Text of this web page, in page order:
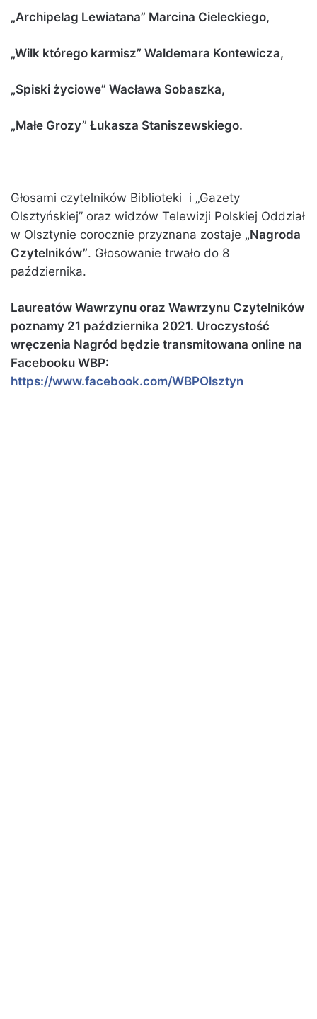
„Archipelag Lewiatana” Marcina Cieleckiego,
„Wilk którego karmisz” Waldemara Kontewicza,
„Spiski życiowe” Wacława Sobaszka,
„Małe Grozy” Łukasza Staniszewskiego.
Głosami czytelników Biblioteki i „Gazety
Olsztyńskiej” oraz widzów Telewizji Polskiej Oddział
w Olsztynie corocznie przyznana zostaje „Nagroda
Czytelników”. Głosowanie trwało do 8
października.
Laureatów Wawrzynu oraz Wawrzynu Czytelników
poznamy 21 października 2021. Uroczystość
wręczenia Nagród będzie transmitowana online na
Facebooku WBP:
https://www.facebook.com/WBPOlsztyn